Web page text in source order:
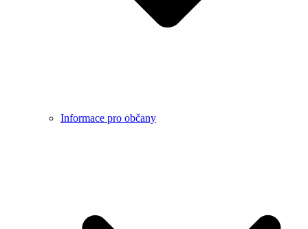
Informace pro občany